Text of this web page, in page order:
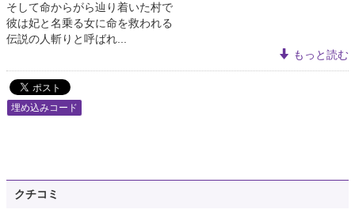
そして命からがら辿り着いた村で
彼は妃と名乗る女に命を救われる
伝説の人斬りと呼ばれ...
もっと読む
埋め込みコード
クチコミ